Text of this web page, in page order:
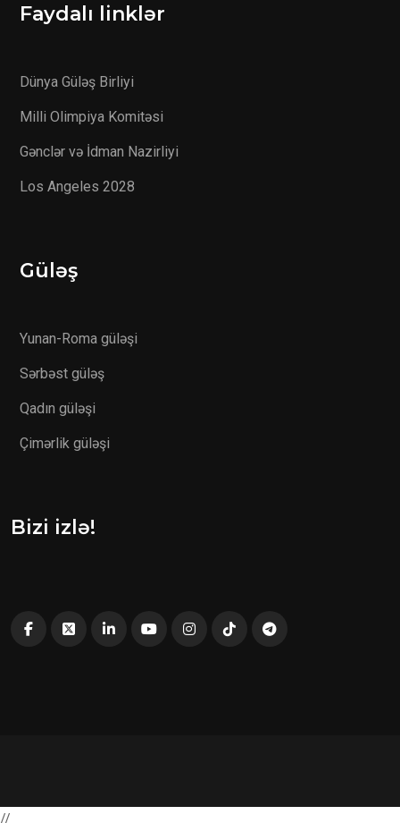
Faydalı linklər
Dünya Güləş Birliyi
Milli Olimpiya Komitəsi
Gənclər və İdman Nazirliyi
Los Angeles 2028
Güləş
Yunan-Roma güləşi
Sərbəst güləş
Qadın güləşi
Çimərlik güləşi
Bizi izlə!
//